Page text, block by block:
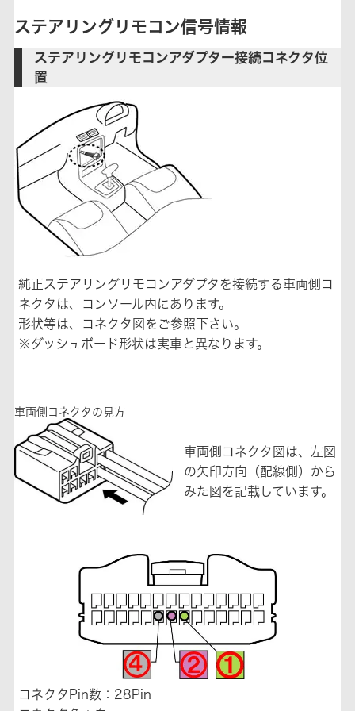
ステアリングリモコン信号情報
ステアリングリモコンアダプター接続コネクタ位
置
純正ステアリングリモコンアダプタを接続する車両側コ
ネクタは、コンソール内にあります。
形状等は、コネクタ図をご参照下さい。
※ダッシュボード形状は実車と異なります。
車両側コネクタの見方
車両側コネクタ図は、左図
の矢印方向（配線側）から
みた図を記載しています。
コネクタPin数：28Pin